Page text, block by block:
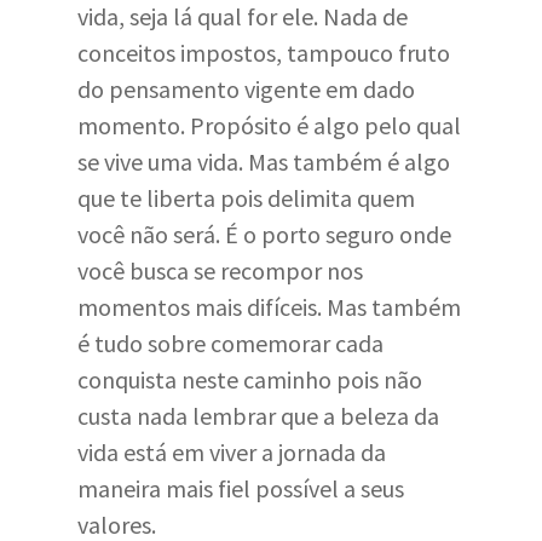
vida, seja lá qual for ele. Nada de
conceitos impostos, tampouco fruto
do pensamento vigente em dado
momento. Propósito é algo pelo qual
se vive uma vida. Mas também é algo
que te liberta pois delimita quem
você não será. É o porto seguro onde
você busca se recompor nos
momentos mais difíceis. Mas também
é tudo sobre comemorar cada
conquista neste caminho pois não
custa nada lembrar que a beleza da
vida está em viver a jornada da
maneira mais fiel possível a seus
valores.